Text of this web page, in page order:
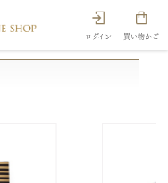
ログイン 買い物かご